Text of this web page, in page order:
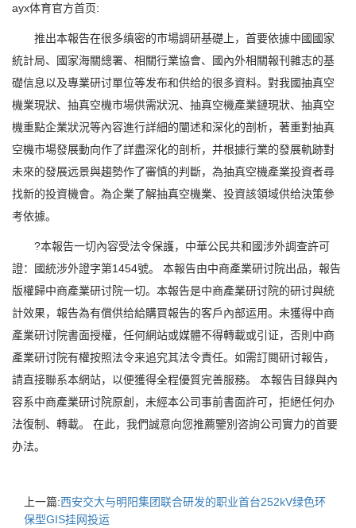
ayx体育官方首页:
推出本報告在很多缜密的市場調研基礎上，首要依據中國國家
統計局、國家海關總署、相關行業協會、國內外相關報刊雜志的基
礎信息以及專業研讨單位等发布和供给的很多資料。對我國抽真空
機業現狀、抽真空機市場供需狀況、抽真空機產業鏈現狀、抽真空
機重點企業狀況等內容進行詳細的闡述和深化的剖析，著重對抽真
空機市場發展動向作了詳盡深化的剖析，并根據行業的發展軌跡對
未來的發展远景與趨勢作了審慎的判斷，為抽真空機產業投資者尋
找新的投資機會。為企業了解抽真空機業、投資該領域供给決策參
考依據。
?本報告一切內容受法令保護，中華公民共和國涉外調查許可
證：國統涉外證字第1454號。 本報告由中商產業研讨院出品，報告
版權歸中商產業研讨院一切。本報告是中商產業研讨院的研讨與統
計效果，報告為有償供给給購買報告的客戶內部运用。未獲得中商
產業研讨院書面授權，任何網站或媒體不得轉載或引证，否則中商
產業研讨院有權按照法令来追究其法令責任。如需訂閱研讨報告，
請直接聯系本網站，以便獲得全程優質完善服務。 本報告目錄與內
容系中商產業研讨院原創，未經本公司事前書面許可，拒絕任何办
法復制、轉載。 在此，我們誠意向您推薦鑒別咨詢公司實力的首要
办法。
上一篇:西安交大与明阳集团联合研发的职业首台252kV绿色环
保型GIS挂网投运